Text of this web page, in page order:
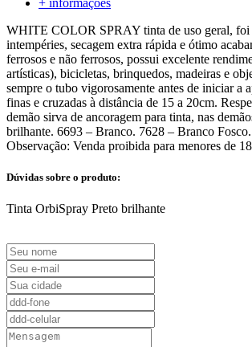
+ informações
WHITE COLOR SPRAY tinta de uso geral, foi
intempéries, secagem extra rápida e ótimo
ferrosos e não ferrosos, possui excelente
artísticas), bicicletas, brinquedos, madeiras e
sempre o tubo vigorosamente antes de iniciar a
finas e cruzadas à distância de 15 a 20cm.
demão sirva de ancoragem para tinta, nas
brilhante. 6693 – Branco. 7628 – Branco
Observação: Venda proibida para menores de
Dúvidas sobre o produto:
Tinta OrbiSpray Preto brilhante